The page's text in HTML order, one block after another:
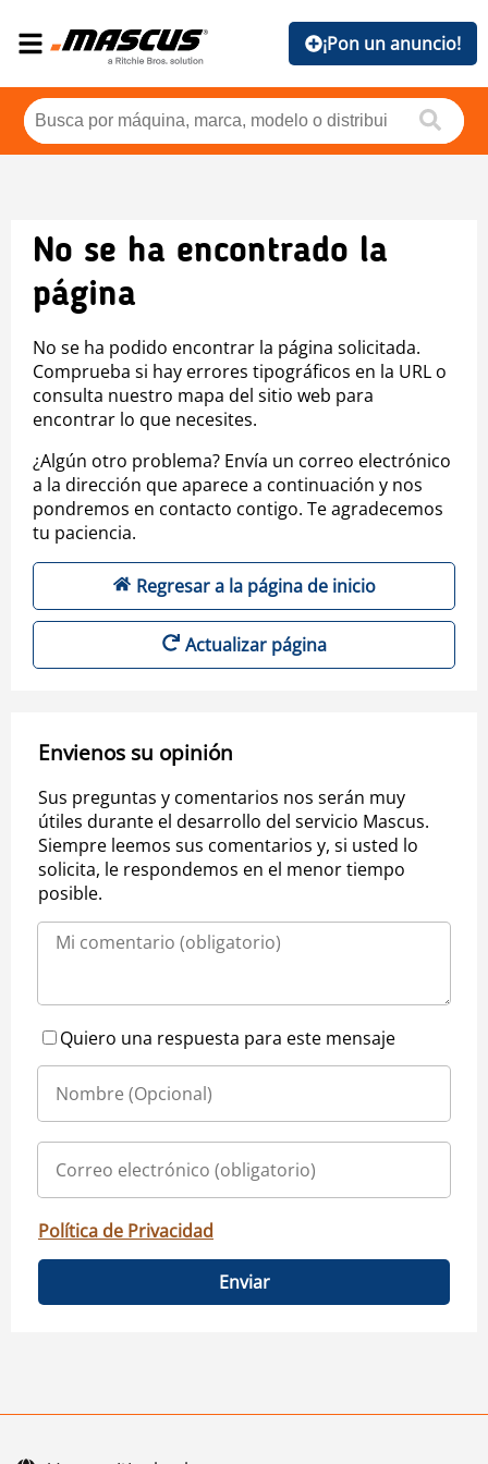
¡Pon un anuncio!
No se ha encontrado la
página
No se ha podido encontrar la página solicitada.
Comprueba si hay errores tipográficos en la URL o
consulta nuestro mapa del sitio web para
encontrar lo que necesites.
¿Algún otro problema? Envía un correo electrónico
a la dirección que aparece a continuación y nos
pondremos en contacto contigo. Te agradecemos
tu paciencia.
Regresar a la página de inicio
Actualizar página
Envienos su opinión
Sus preguntas y comentarios nos serán muy
útiles durante el desarrollo del servicio Mascus.
Siempre leemos sus comentarios y, si usted lo
solicita, le respondemos en el menor tiempo
posible.
Quiero una respuesta para este mensaje
Política de Privacidad
Enviar